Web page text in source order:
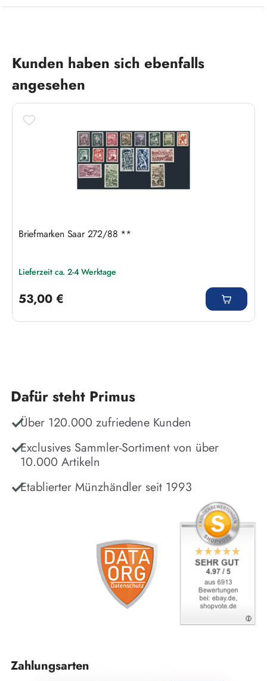
Produktgalerie überspringen
Kunden haben sich ebenfalls
angesehen
Briefmarken Saar 272/88 **
Lieferzeit ca. 2-4 Werktage
53,00 €
Dafür steht Primus
Über 120.000 zufriedene Kunden
Exclusives Sammler-Sortiment von über
10.000 Artikeln
Etablierter Münzhändler seit 1993
Zahlungsarten